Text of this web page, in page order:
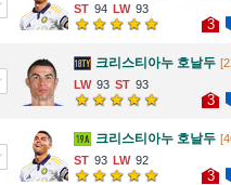
94
93
3
크리스티아누 호날두
93
93
3
크리스티아누 호날두
93
92
3